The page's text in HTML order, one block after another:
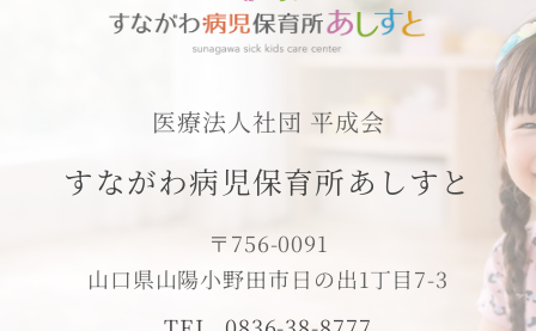
医療法人社団 平成会
すながわ病児保育所あしすと
〒756-0091
山口県山陽小野田市日の出1丁目7-3